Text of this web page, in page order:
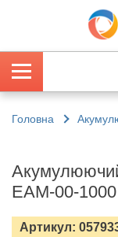
Головна
ЕАМ-00-1000
Артикул: